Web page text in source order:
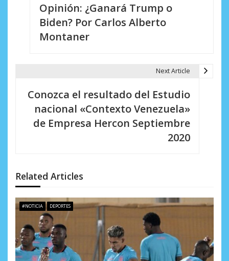
d
e
e
n
t
Opinión: ¿Ganará Trump o
Biden? Por Carlos Alberto
Montaner
Next Article
Conozca el resultado del Estudio
nacional «Contexto Venezuela»
de Empresa Hercon Septiembre
2020
Related Articles
#NOTICIA DEPORTES